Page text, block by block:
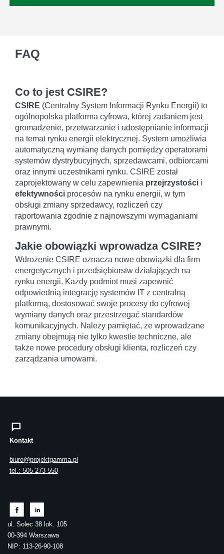
FAQ
Co to jest CSIRE?
CSIRE (Centralny System Informacji Rynku Energii) to
ogólnopolska platforma cyfrowa, której zadaniem jest
gromadzenie, przetwarzanie i udostępnianie informacji
na temat rynku energii elektrycznej. System umożliwia
automatyczną wymianę danych pomiędzy operatorami
systemów dystrybucyjnych, sprzedawcami, odbiorcami
oraz innymi uczestnikami rynku. CSIRE został
zaprojektowany w celu zapewnienia przejrzystości i
efektywności procesów na rynku energii, w tym
obsługi zmiany sprzedawcy, rozliczeń czy
raportowania zgodnie z najnowszymi wymaganiami
prawnymi.
Jakie obowiązki wprowadza CSIRE?
Wdrożenie CSIRE oznacza nowe obowiązki dla firm
energetycznych i przedsiębiorstw działających na
rynku energii. Każdy podmiot musi zapewnić
odpowiednią integrację systemów IT z centralną
platformą, dostosować swoje procesy do cyfrowej
wymiany danych oraz przestrzegać standardów
komunikacyjnych. Należy pamiętać, że wprowadzane
zmiany obejmują nie tylko kwestie techniczne, ale
także nowe procedury obsługi klienta, rozliczeń czy
zarządzania umowami.
Kontakt
biuro@projektgamma.pl
tel.: 505 273 550
ul. Solec 38 lok. 105
00-394 Warszawa
NIP: 113-26-90-108